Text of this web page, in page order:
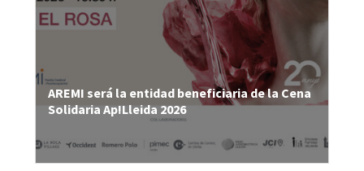
AREMI será la entidad beneficiaria de la Cena
Solidaria Ap!Lleida 2026